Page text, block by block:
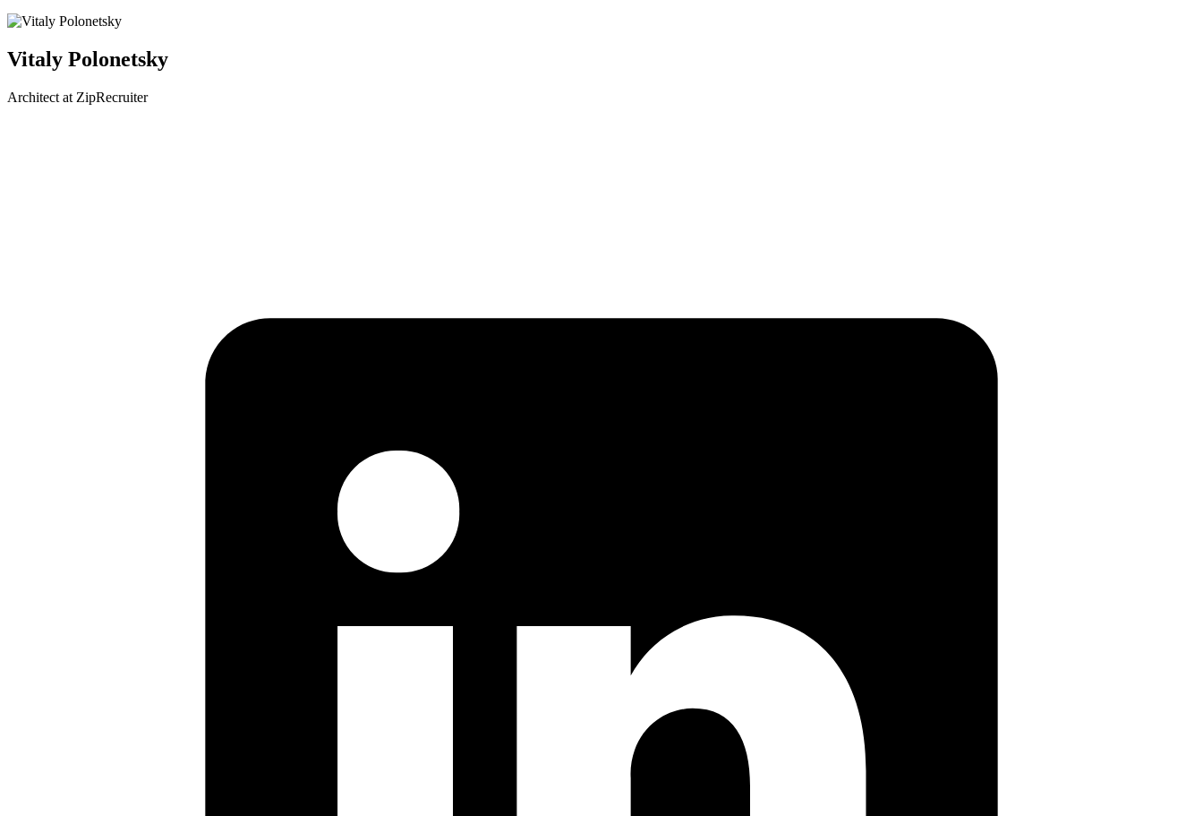
Vitaly Polonetsky
Architect at ZipRecruiter